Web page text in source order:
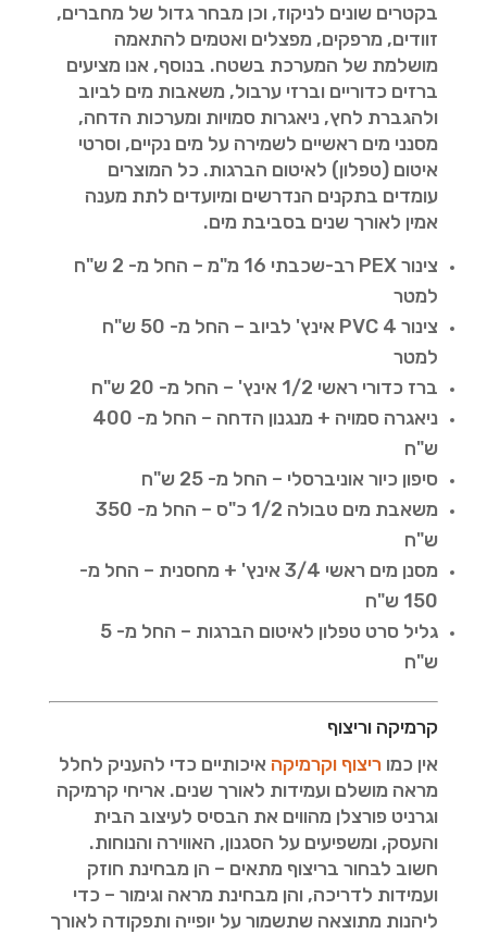
בקטרים שונים לניקוז, וכן מבחר גדול של מחברים,
זוודים, מרפקים, מפצלים ואטמים להתאמה
מושלמת של המערכת בשטח. בנוסף, אנו מציעים
ברזים כדוריים וברזי ערבול, משאבות מים לביוב
ולהגברת לחץ, ניאגרות סמויות ומערכות הדחה,
מסנני מים ראשיים לשמירה על מים נקיים, וסרטי
איטום (טפלון) לאיטום הברגות. כל המוצרים
עומדים בתקנים הנדרשים ומיועדים לתת מענה
אמין לאורך שנים בסביבת מים.
צינור PEX רב-שכבתי 16 מ"מ – החל מ- 2 ש"ח
למטר
צינור PVC 4 אינץ' לביוב – החל מ- 50 ש"ח
למטר
ברז כדורי ראשי 1/2 אינץ' – החל מ- 20 ש"ח
ניאגרה סמויה + מנגנון הדחה – החל מ- 400
ש"ח
סיפון כיור אוניברסלי – החל מ- 25 ש"ח
משאבת מים טבולה 1/2 כ"ס – החל מ- 350
ש"ח
מסנן מים ראשי 3/4 אינץ' + מחסנית – החל מ-
150 ש"ח
גליל סרט טפלון לאיטום הברגות – החל מ- 5
ש"ח
קרמיקה וריצוף
אין כמו ריצוף וקרמיקה איכותיים כדי להעניק לחלל
מראה מושלם ועמידות לאורך שנים. אריחי קרמיקה
וגרניט פורצלן מהווים את הבסיס לעיצוב הבית
והעסק, ומשפיעים על הסגנון, האווירה והנוחות.
חשוב לבחור בריצוף מתאים – הן מבחינת חוזק
ועמידות לדריכה, והן מבחינת מראה וגימור – כדי
ליהנות מתוצאה שתשמור על יופייה ותפקודה לאורך